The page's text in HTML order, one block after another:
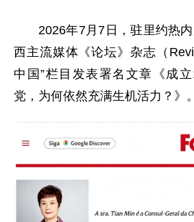
2026年7月7日，驻里约热
西主流媒体《论坛》杂志（
中国”栏目发表署名文章《成
党，为何依然充满生机活力？》